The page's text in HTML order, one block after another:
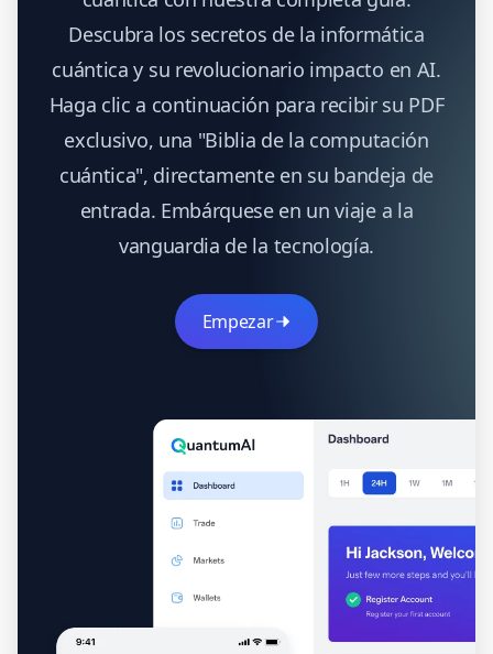
Descubra los secretos de la informática
cuántica y su revolucionario impacto en AI.
Haga clic a continuación para recibir su PDF
exclusivo, una "Biblia de la computación
cuántica", directamente en su bandeja de
entrada. Embárquese en un viaje a la
vanguardia de la tecnología.
Empezar